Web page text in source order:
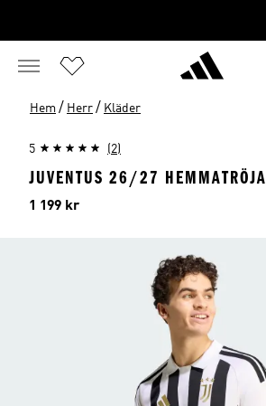
Hem / Herr / Kläder
5 (2)
JUVENTUS 26/27 HEMMATRÖJA
Pris
1 199 kr